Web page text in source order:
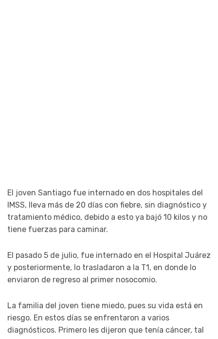
El joven Santiago fue internado en dos hospitales del
IMSS, lleva más de 20 días con fiebre, sin diagnóstico y
tratamiento médico, debido a esto ya bajó 10 kilos y no
tiene fuerzas para caminar.
El pasado 5 de julio, fue internado en el Hospital Juárez
y posteriormente, lo trasladaron a la T1, en donde lo
enviaron de regreso al primer nosocomio.
La familia del joven tiene miedo, pues su vida está en
riesgo. En estos días se enfrentaron a varios
diagnósticos. Primero les dijeron que tenía cáncer, tal